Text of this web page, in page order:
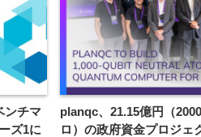
ンチマ
ズ1に
planqc、21.15億円（
ロ）の政府資金プロジェ